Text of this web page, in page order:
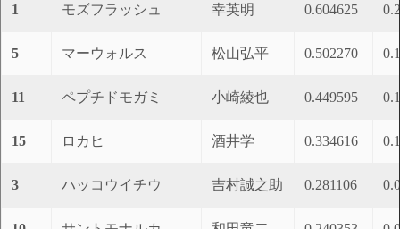
1 モズフラッシュ 幸英明 0.604625
5 マーウォルス 松山弘平 0.502270
11 ペプチドモガミ 小崎綾也 0.449595
15 ロカヒ 酒井学 0.334616
3 ハッコウイチウ 吉村誠之助 0.281106